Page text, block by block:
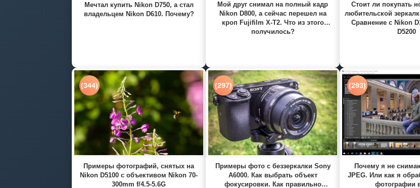
Мечтал купить Nikon D750, а стал
владельцем Nikon D610. Почему?
Мой друг снимал на полный кадр
Nikon D800, а сейчас перешел на
кроп Fujifilm X-T2. Что из этого
получилось?
Стоит ли покупать
любительской
Сравнение с Nikon
D5200
(344)
Примеры фотографий, снятых на
Nikon D5100 с объективом Nikon 70-
300mm f/4.5-5.6G
(297)
Примеры фото с беззеркалки Sony
A6000. Как выбрать объект
фокусировки. Как правильно
(293)
Почему я не
JPEG. Или как я
фотографии